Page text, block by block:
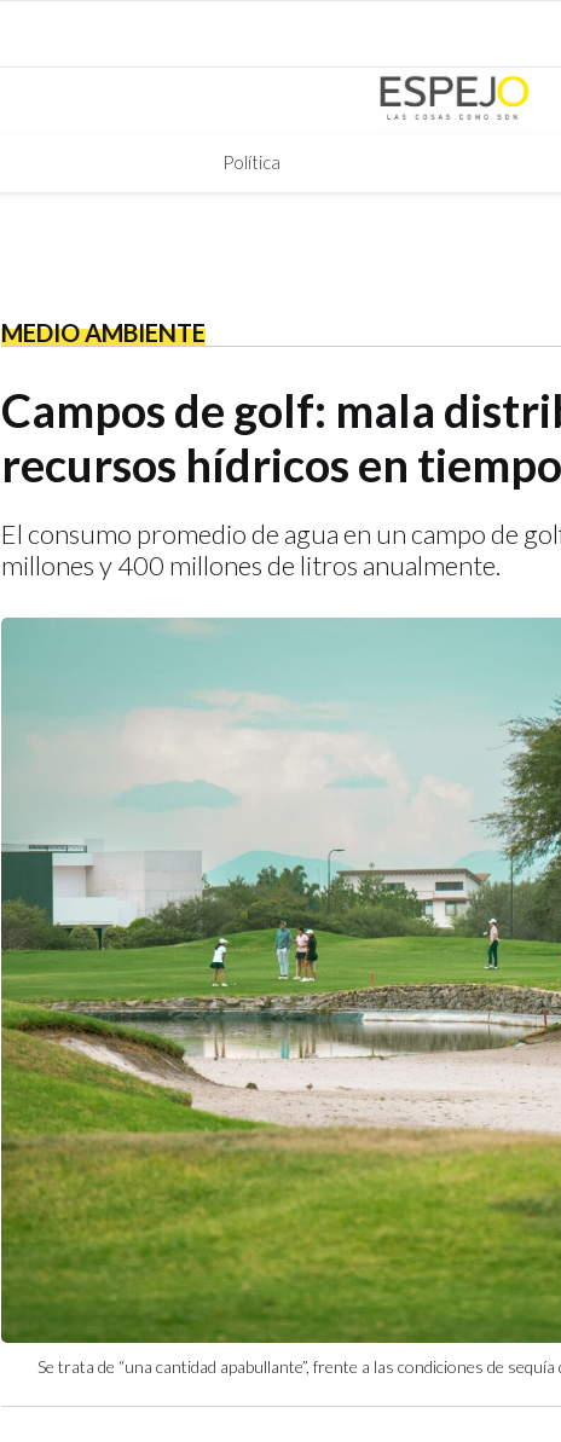
Política
MEDIO AMBIENTE
Campos de golf: mala
recursos hídricos en
El consumo promedio de agua en un campo de
millones y 400 millones de litros anualmente.
Se trata de “una cantidad apabullante”, frente a las condiciones de